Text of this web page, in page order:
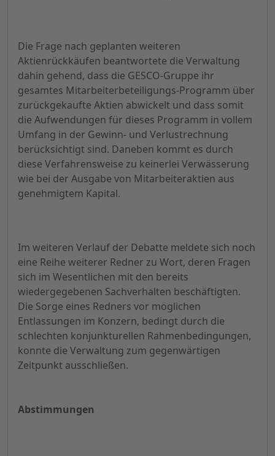
Die Frage nach geplanten weiteren
Aktienrückkäufen beantwortete die Verwaltung
dahin gehend, dass die GESCO-Gruppe ihr
gesamtes Mitarbeiterbeteiligungs-Programm über
zurückgekaufte Aktien abwickelt und dass somit
die Aufwendungen für dieses Programm in vollem
Umfang in der Gewinn- und Verlustrechnung
berücksichtigt sind. Daneben kommt es durch
diese Verfahrensweise zu keinerlei Verwässerung
wie bei der Ausgabe von Mitarbeiteraktien aus
genehmigtem Kapital.
Im weiteren Verlauf der Debatte meldete sich noch
eine Reihe weiterer Redner zu Wort, deren Fragen
sich im Wesentlichen mit den bereits
wiedergegebenen Sachverhalten beschäftigten.
Die Sorge eines Redners vor möglichen
Entlassungen im Konzern, bedingt durch die
schlechten konjunkturellen Rahmenbedingungen,
konnte die Verwaltung zum gegenwärtigen
Zeitpunkt ausschließen.
Abstimmungen